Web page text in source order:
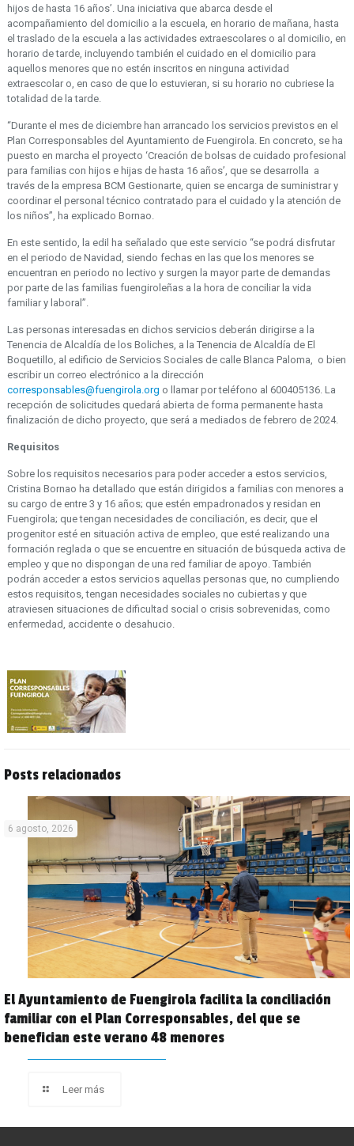
hijos de hasta 16 años’. Una iniciativa que abarca desde el
acompañamiento del domicilio a la escuela, en horario de mañana, hasta
el traslado de la escuela a las actividades extraescolares o al domicilio, en
horario de tarde, incluyendo también el cuidado en el domicilio para
aquellos menores que no estén inscritos en ninguna actividad
extraescolar o, en caso de que lo estuvieran, si su horario no cubriese la
totalidad de la tarde.
“Durante el mes de diciembre han arrancado los servicios previstos en el
Plan Corresponsables del Ayuntamiento de Fuengirola. En concreto, se ha
puesto en marcha el proyecto ‘Creación de bolsas de cuidado profesional
para familias con hijos e hijas de hasta 16 años’, que se desarrolla a
través de la empresa BCM Gestionarte, quien se encarga de suministrar y
coordinar el personal técnico contratado para el cuidado y la atención de
los niños”, ha explicado Bornao.
En este sentido, la edil ha señalado que este servicio “se podrá disfrutar
en el periodo de Navidad, siendo fechas en las que los menores se
encuentran en periodo no lectivo y surgen la mayor parte de demandas
por parte de las familias fuengiroleñas a la hora de conciliar la vida
familiar y laboral”.
Las personas interesadas en dichos servicios deberán dirigirse a la
Tenencia de Alcaldía de los Boliches, a la Tenencia de Alcaldía de El
Boquetillo, al edificio de Servicios Sociales de calle Blanca Paloma, o bien
escribir un correo electrónico a la dirección
corresponsables@fuengirola.org o llamar por teléfono al 600405136. La
recepción de solicitudes quedará abierta de forma permanente hasta
finalización de dicho proyecto, que será a mediados de febrero de 2024.
Requisitos
Sobre los requisitos necesarios para poder acceder a estos servicios,
Cristina Bornao ha detallado que están dirigidos a familias con menores a
su cargo de entre 3 y 16 años; que estén empadronados y residan en
Fuengirola; que tengan necesidades de conciliación, es decir, que el
progenitor esté en situación activa de empleo, que esté realizando una
formación reglada o que se encuentre en situación de búsqueda activa de
empleo y que no dispongan de una red familiar de apoyo. También
podrán acceder a estos servicios aquellas personas que, no cumpliendo
estos requisitos, tengan necesidades sociales no cubiertas y que
atraviesen situaciones de dificultad social o crisis sobrevenidas, como
enfermedad, accidente o desahucio.
Posts relacionados
6 agosto, 2026
El Ayuntamiento de Fuengirola facilita la conciliación
familiar con el Plan Corresponsables, del que se
benefician este verano 48 menores
Leer más